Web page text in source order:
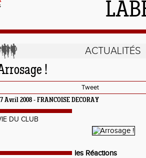
ACTUALITÉS
!
Tweet
Avril 2008 - FRANCOISE DECORAY
DU CLUB
les Réactions